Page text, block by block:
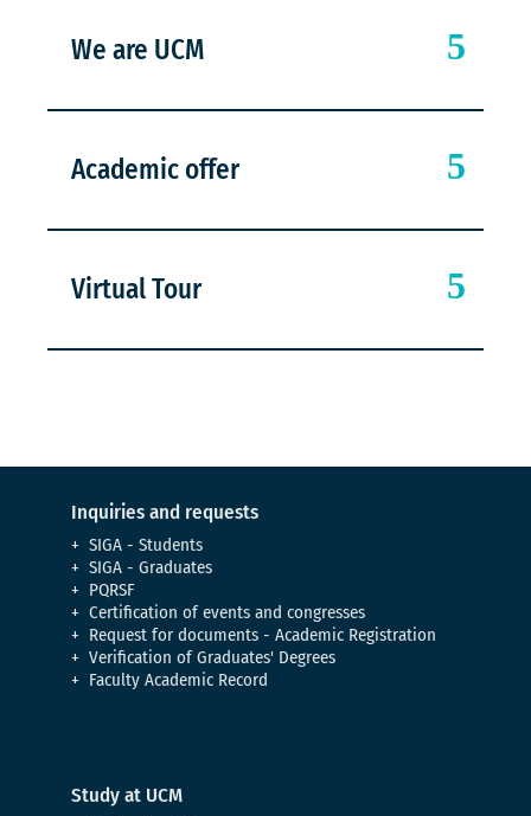
We are UCM
Academic offer
Virtual Tour
Inquiries and requests
SIGA - Students
SIGA - Graduates
PQRSF
Certification of events and congresses
Request for documents - Academic Registration
Verification of Graduates' Degrees
Faculty Academic Record
Study at UCM